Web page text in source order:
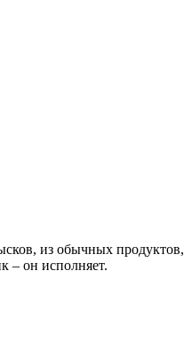
из обычных продуктов,
– он исполняет.